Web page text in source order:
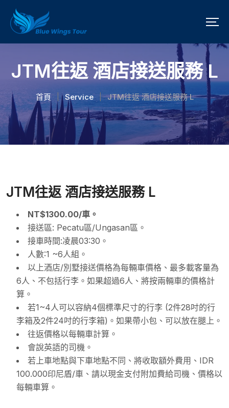
JTM往返 酒店接送服務 L
首頁 Service | JTM往返 酒店接送服務 L
JTM往返 酒店接送服務 L
NT$1300.00/車。
接送區: Pecatu區/Ungasan區。
接車時間:凌晨03:30。
人數:1 ~6人組。
以上酒店/別墅接送價格為每輛車價格、最多載客量為
6人、不包括行李。如果超過6人、將按兩輛車的價格計
算。
若1~4人可以容納4個標準尺寸的行李 (2件28吋的行
李箱及2件24吋的行李箱)。如果帶小包、可以放在腿上。
往返價格以每輛車計算。
會說英語的司機。
若上車地點與下車地點不同、將收取額外費用、IDR
100.000印尼盾/車、請以現金支付附加費給司機、價格以
每輛車算。